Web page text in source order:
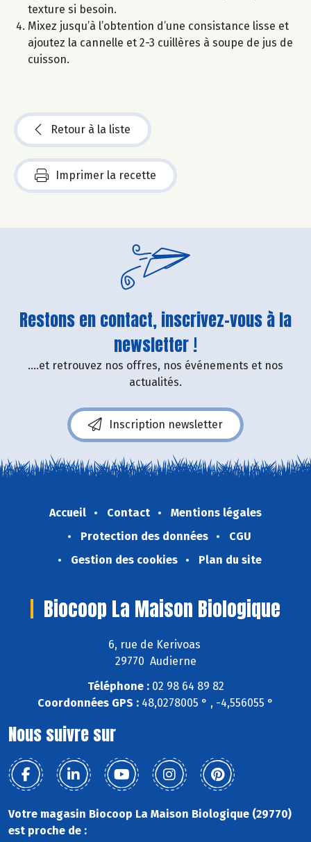
texture si besoin.
Mixez jusqu’à l’obtention d’une consistance lisse et
ajoutez la cannelle et 2-3 cuillères à soupe de jus de
cuisson.
Retour à la liste
Imprimer la recette
Restons en contact, inscrivez-vous à la
newsletter !
....et retrouvez nos offres, nos événements et nos
actualités.
Inscription newsletter
Accueil Contact
Mentions légales
Protection des données
CGU
Gestion des cookies
Plan du site
Biocoop La Maison Biologique
6, rue de Kerivoas
29770 Audierne
Téléphone :02 98 64 89 82
Coordonnées GPS : 48,0278005 ° , -4,556055 °
Nous suivre sur
Votre magasin Biocoop La Maison Biologique (29770)
est proche de :